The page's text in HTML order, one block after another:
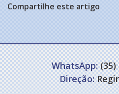
Compartilhe este artigo
WhatsApp:(35)
Direção: